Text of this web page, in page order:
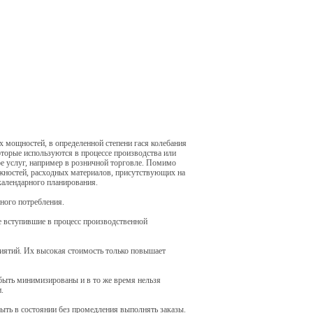
в определенной степени гася колебания
используются в процессе производства или
услуг, например в розничной торговле. Помимо
расходных материалов, присутствующих на
планирования.
потребления.
в процесс производственной
Их высокая стоимость только повышает
минимизированы и в то же время нельзя
в состоянии без промедления выполнять заказы.